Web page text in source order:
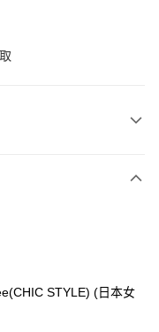
STYLE) (日本女